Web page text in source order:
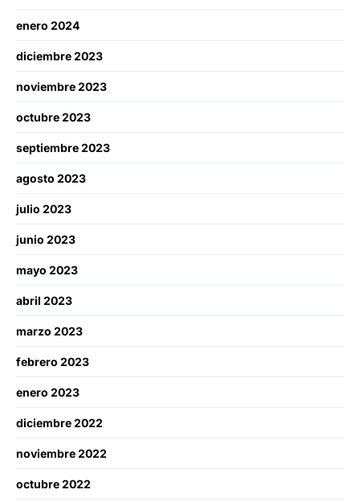
enero 2024
diciembre 2023
noviembre 2023
octubre 2023
septiembre 2023
agosto 2023
julio 2023
junio 2023
mayo 2023
abril 2023
marzo 2023
febrero 2023
enero 2023
diciembre 2022
noviembre 2022
octubre 2022